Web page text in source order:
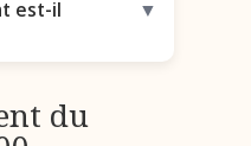
est-il
▼
du